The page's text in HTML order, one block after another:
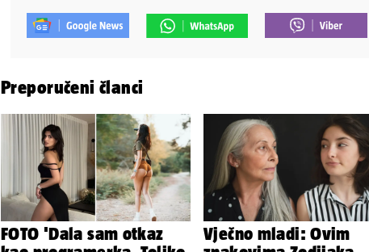
Preporučeni članci
FOTO 'Dala sam otkaz
Vječno mladi: Ovim